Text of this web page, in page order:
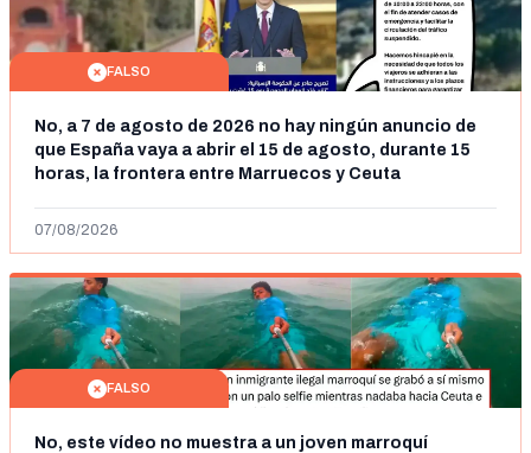
FALSO
No, a 7 de agosto de 2026 no hay ningún anuncio de
que España vaya a abrir el 15 de agosto, durante 15
horas, la frontera entre Marruecos y Ceuta
07/08/2026
FALSO
No, este vídeo no muestra a un joven marroquí